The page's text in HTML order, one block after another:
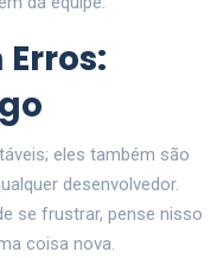
eles também são
desenvolvedor.
se frustrar, pense nisso
coisa nova.